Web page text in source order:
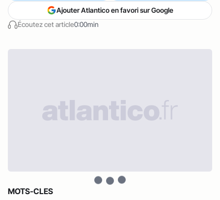
Écoutez cet article0:00min
Ajouter Atlantico en favori sur Google
MOTS-CLES